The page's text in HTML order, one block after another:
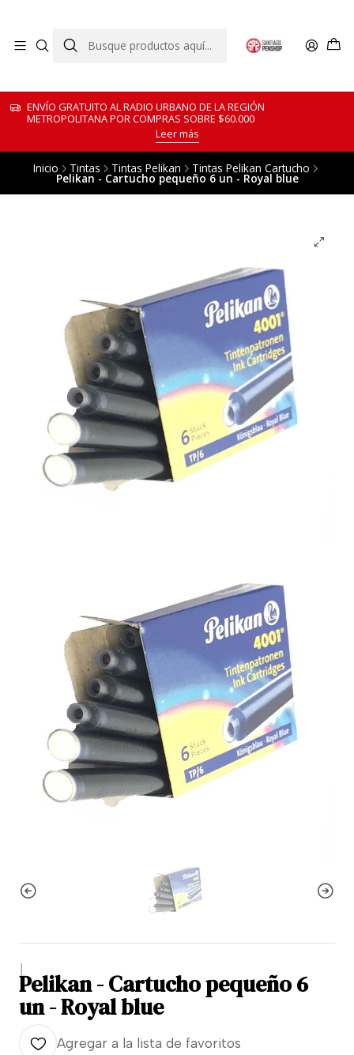
ENVÍO GRATUITO AL RADIO URBANO DE LA REGIÓN
METROPOLITANA POR COMPRAS SOBRE $60.000
Leer más
Inicio Tintas Tintas Pelikan Tintas Pelikan Cartucho
Pelikan - Cartucho pequeño 6 un - Royal blue
|
Pelikan - Cartucho pequeño 6
un - Royal blue
Agregar a la lista de favoritos